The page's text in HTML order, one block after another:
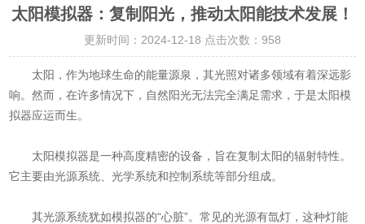
太阳模拟器：复制阳光，推动太阳能技术发展！
更新时间：2024-12-18 点击次数：958
太阳，作为地球生命的能量源泉，其光照对诸多领域有着深远影
响。然而，在许多情况下，自然阳光无法完全满足需求，于是太阳模
拟器应运而生。
太阳模拟器是一种高度精密的设备，旨在复制太阳的辐射特性。
它主要由光源系统、光学系统和控制系统等部分组成。
其光源系统犹如模拟器的“心脏”。常见的光源有氙灯，这种灯能